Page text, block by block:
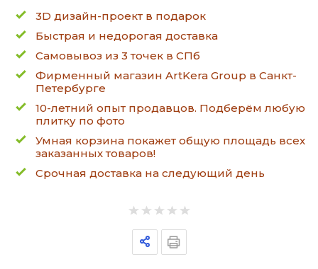
3D дизайн-проект в подарок
Быстрая и недорогая доставка
Самовывоз из 3 точек в СПб
Фирменный магазин ArtKera Group в Санкт-
Петербурге
10-летний опыт продавцов. Подберём любую
плитку по фото
Умная корзина покажет общую площадь всех
заказанных товаров!
Срочная доставка на следующий день